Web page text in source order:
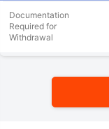
Documentation
Required for
Withdrawal